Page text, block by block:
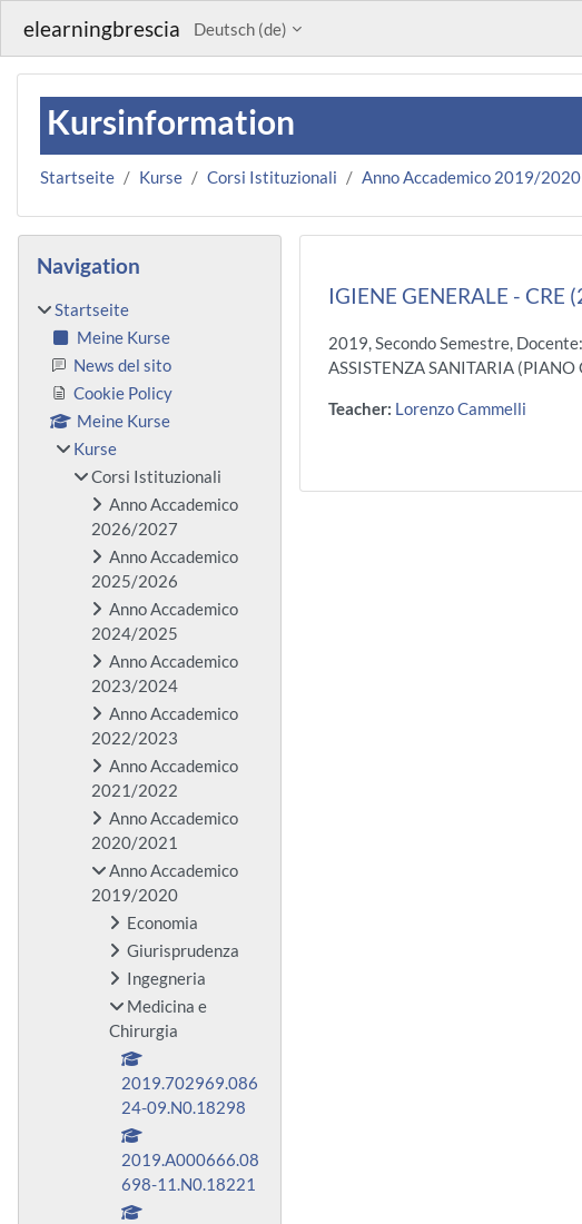
elearningbrescia Deutsch ‎(de)‎
Kursinformation
Startseite Kurse Corsi Istituzionali Anno Accademico 2019/2020
IGIENE GENERALE - CRE
2019, Secondo Semestre,
ASSISTENZA SANITARIA (PIANO
Teacher: Lorenzo Cammelli
Blöcke
Navigation
Startseite
Meine Kurse
News del sito
Cookie Policy
Meine Kurse
Kurse
Corsi Istituzionali
Anno Accademico
2026/2027
Anno Accademico
2025/2026
Anno Accademico
2024/2025
Anno Accademico
2023/2024
Anno Accademico
2022/2023
Anno Accademico
2021/2022
Anno Accademico
2020/2021
Anno Accademico
2019/2020
Economia
Giurisprudenza
Ingegneria
Medicina e
Chirurgia
2019.702969.086
24-09.N0.18298
2019.A000666.08
698-11.N0.18221